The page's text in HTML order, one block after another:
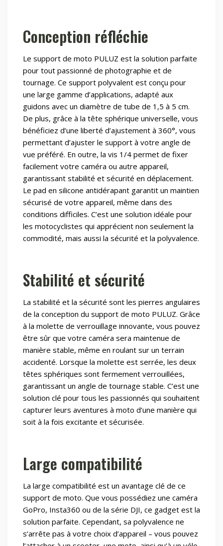
Conception réfléchie
Le support de moto PULUZ est la solution parfaite
pour tout passionné de photographie et de
tournage. Ce support polyvalent est conçu pour
une large gamme d’applications, adapté aux
guidons avec un diamètre de tube de 1,5 à 5 cm.
De plus, grâce à la tête sphérique universelle, vous
bénéficiez d’une liberté d’ajustement à 360°, vous
permettant d’ajuster le support à votre angle de
vue préféré. En outre, la vis 1/4 permet de fixer
facilement votre caméra ou autre appareil,
garantissant stabilité et sécurité en déplacement.
Le pad en silicone antidérapant garantit un maintien
sécurisé de votre appareil, même dans des
conditions difficiles. C’est une solution idéale pour
les motocyclistes qui apprécient non seulement la
commodité, mais aussi la sécurité et la polyvalence.
Stabilité et sécurité
La stabilité et la sécurité sont les pierres angulaires
de la conception du support de moto PULUZ. Grâce
à la molette de verrouillage innovante, vous pouvez
être sûr que votre caméra sera maintenue de
manière stable, même en roulant sur un terrain
accidenté. Lorsque la molette est serrée, les deux
têtes sphériques sont fermement verrouillées,
garantissant un angle de tournage stable. C’est une
solution clé pour tous les passionnés qui souhaitent
capturer leurs aventures à moto d’une manière qui
soit à la fois excitante et sécurisée.
Large compatibilité
La large compatibilité est un avantage clé de ce
support de moto. Que vous possédiez une caméra
GoPro, Insta360 ou de la série DJI, ce gadget est la
solution parfaite. Cependant, sa polyvalence ne
s’arrête pas à votre choix d’appareil – vous pouvez